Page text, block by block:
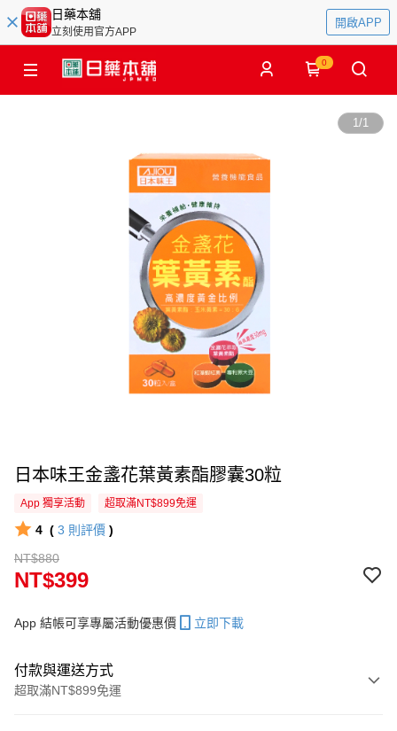
日藥本舖
立刻使用官方APP
開啟APP
0
1/1
日本味王金盞花葉黃素酯膠囊30粒
App 獨享活動 超取滿NT$899免運
4 ( 3 則評價 )
NT$880
NT$399
App 結帳可享專屬活動優惠價 立即下載
付款與運送方式
超取滿NT$899免運